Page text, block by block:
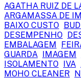
AGATHA RUIZ DE
ARGAMASSA DE
BAIXO CUSTO
DESEMPENHO
EMBALAGEM
GUARDA IMAGEM
ISOLAMENTO IVA
MOHO CLEANER